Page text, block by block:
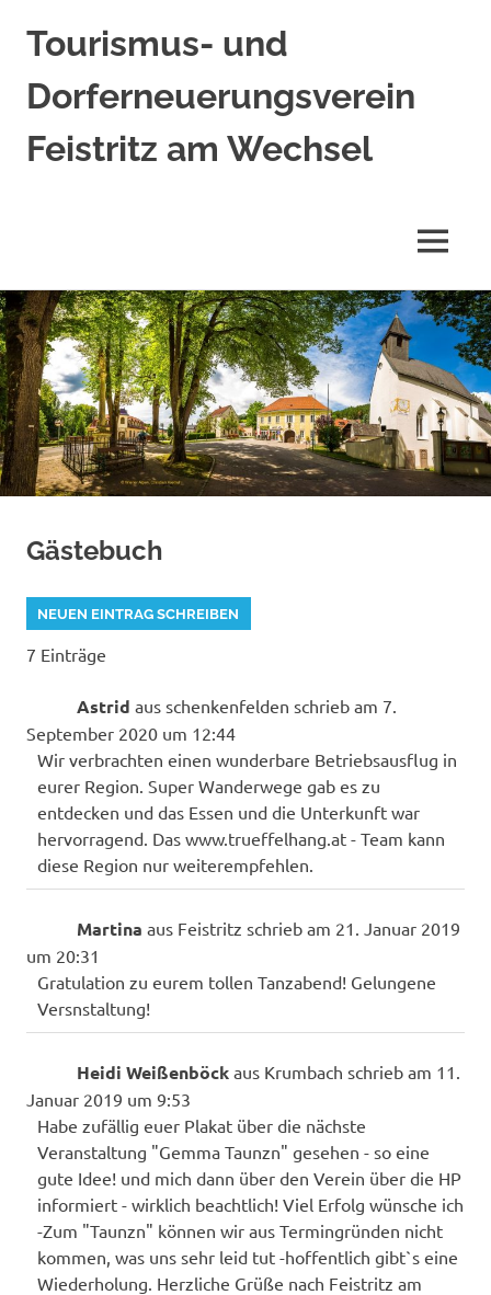
Zum
Inhalt
springen
Tourismus- und
Dorferneuerungsverein
Feistritz am Wechsel
MENÜ
Gästebuch
7 Einträge
Astrid aus schenkenfelden schrieb am 7.
September 2020 um 12:44
Wir verbrachten einen wunderbare Betriebsausflug in
eurer Region. Super Wanderwege gab es zu
entdecken und das Essen und die Unterkunft war
hervorragend. Das www.trueffelhang.at - Team kann
diese Region nur weiterempfehlen.
Martina aus Feistritz schrieb am 21. Januar 2019
um 20:31
Gratulation zu eurem tollen Tanzabend! Gelungene
Versnstaltung!
Heidi Weißenböck aus Krumbach schrieb am 11.
Januar 2019 um 9:53
Habe zufällig euer Plakat über die nächste
Veranstaltung "Gemma Taunzn" gesehen - so eine
gute Idee! und mich dann über den Verein über die HP
informiert - wirklich beachtlich! Viel Erfolg wünsche ich
-Zum "Taunzn" können wir aus Termingründen nicht
kommen, was uns sehr leid tut -hoffentlich gibt`s eine
Wiederholung. Herzliche Grüße nach Feistritz am